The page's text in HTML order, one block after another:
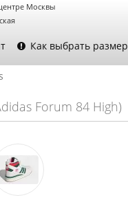
Москвы
Как выбрать размер
Forum 84 High)